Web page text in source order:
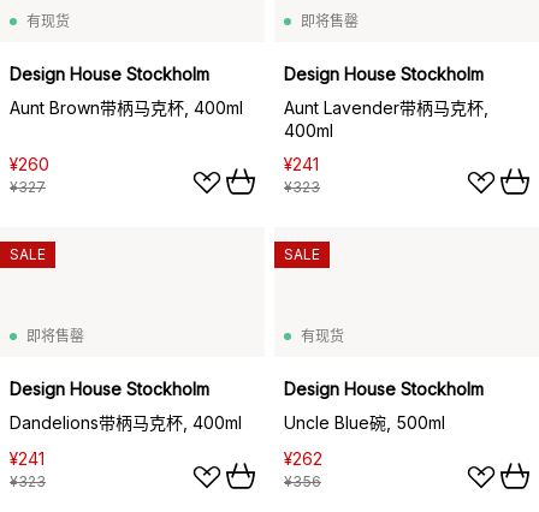
有现货
Design House Stockholm
Aunt Brown带柄马克杯, 400ml
¥260
¥327
即将售罄
Design House Stockholm
Aunt Lavender带柄马克杯,
400ml
¥241
¥323
即将售罄
Design House Stockholm
Dandelions带柄马克杯, 400ml
¥241
¥323
SALE
有现货
Design House Stockholm
Uncle Blue碗, 500ml
¥262
¥356
SALE